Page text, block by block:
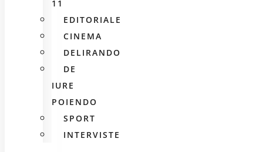
11
EDITORIALE
CINEMA
DELIRANDO
DE
IURE
POIENDO
SPORT
INTERVISTE